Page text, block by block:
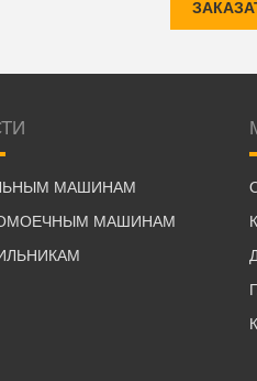
МАШИНАМ
МАШИНАМ